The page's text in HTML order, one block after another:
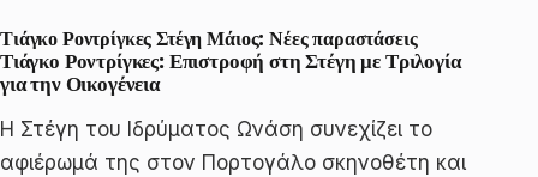
Τιάγκο Ροντρίγκες Στέγη Μάιος: Νέες παραστάσεις
Τιάγκο Ροντρίγκες: Επιστροφή στη Στέγη με Τριλογία
για την Οικογένεια
Η Στέγη του Ιδρύματος Ωνάση συνεχίζει το
αφιέρωμά της στον Πορτογάλο σκηνοθέτη και